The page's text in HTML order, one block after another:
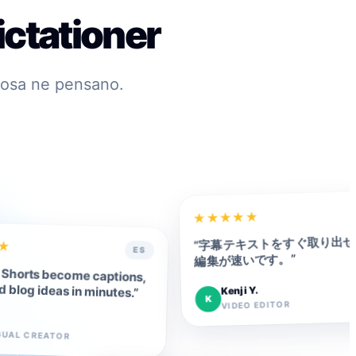
ne pensano.
ES
become captions,
blog ideas in minutes.”
CREATOR
★ ★★★ ★
“字幕テキストをすぐ取り出
編集が速いです。 ”
K
Kenji Y.
VIDEO EDITOR